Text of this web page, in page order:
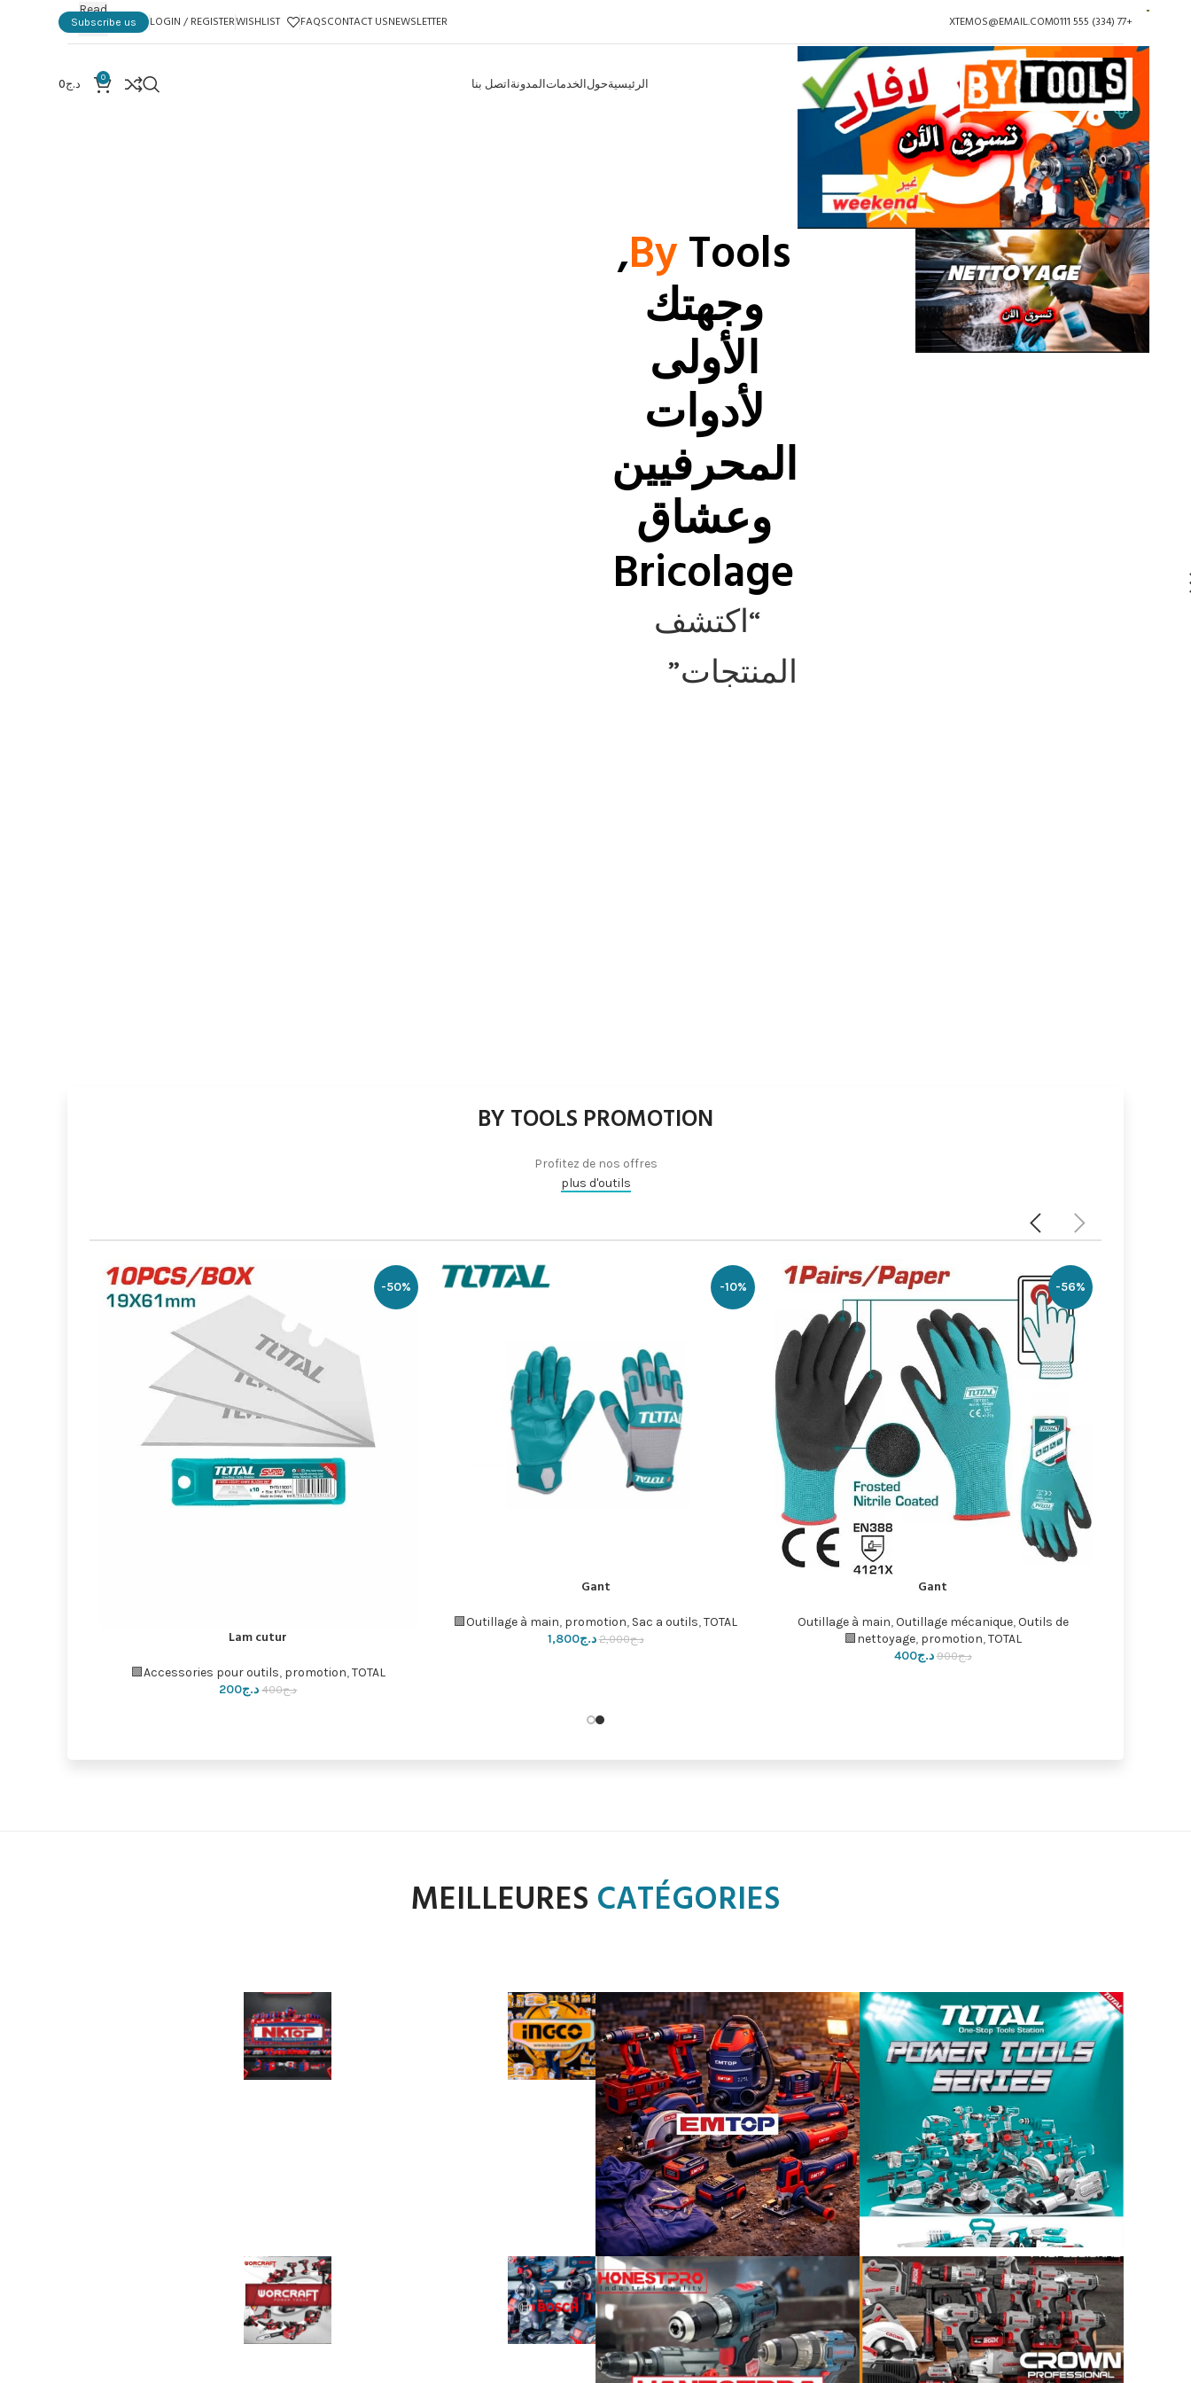
+77 (334) 555 0111
XTEMOS@EMAIL.COM
NEWSLETTER
CONTACT US
FAQS
WISHLIST
LOGIN / REGISTER
Subscribe us
الرئيسيةحولالخدماتالمدونةاتصل بنا 0 د.ج0
By
Tools,
وجهتك
الأولى
لأدوات
المحرفيين
وعشاق
Bricolage
“اكتشف
المنتجات”
Read
more
BY TOOLS PROMOTION
Profitez de nos offres
plus d'outils
-10%
Gant
Outillage à main,promotion,Sac a outils,TOTAL🟩
د.ج2,000 د.ج1,800
-50%
Lam cutur
-15%
3,900 د.ج3,300
MEILLEURES CATÉGORIES